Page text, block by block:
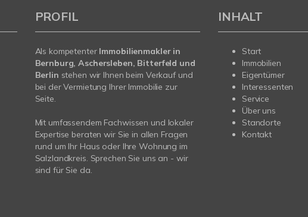
PROFIL
Als kompetenter Immobilienmakler in
Bernburg, Aschersleben, Bitterfeld und
Berlin stehen wir Ihnen beim Verkauf und
bei der Vermietung Ihrer Immobilie zur
Seite.
Mit umfassendem Fachwissen und lokaler
Expertise beraten wir Sie in allen Fragen
rund um Ihr Haus oder Ihre Wohnung im
Salzlandkreis. Sprechen Sie uns an - wir
sind für Sie da.
INHALT
Start
Immobilien
Eigentümer
Interessenten
Service
Über uns
Standorte
Kontakt